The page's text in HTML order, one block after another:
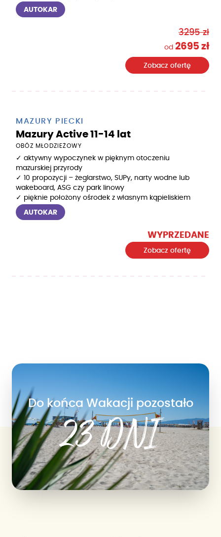
AUTOKAR
3295 zł
od 2695 zł
Zobacz ofertę
MAZURY PIECKI
Mazury Active 11-14 lat
OBÓZ MŁODZIEŻOWY
✓ aktywny wypoczynek w pięknym otoczeniu
mazurskiej przyrody
✓ 10 propozycji – żeglarstwo, SUPy, narty wodne lub
wakeboard, ASG czy park linowy
✓ pięknie położony ośrodek z własnym kąpieliskiem
AUTOKAR
WYPRZEDANE
Zobacz ofertę
Do końca Wakacji pozostało
23 DNI